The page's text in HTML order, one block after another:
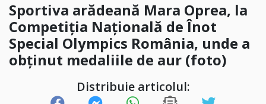
Sportiva arădeană Mara Oprea, la
Competiția Națională de Înot
Special Olympics România, unde a
obținut medaliile de aur (foto)
Distribuie articolul: